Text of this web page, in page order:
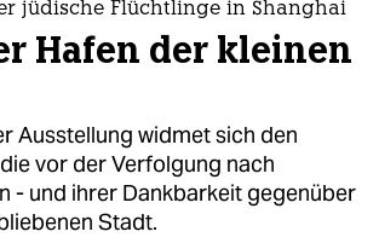
jüdische Flüchtlinge in Shanghai
Hafen der kleinen
Ausstellung widmet sich den
vor der Verfolgung nach
- und ihrer Dankbarkeit gegenüber
Stadt.